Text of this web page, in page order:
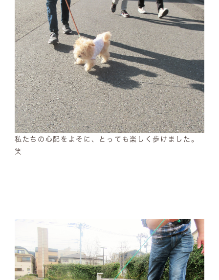
私たちの心配をよそに、とっても楽しく歩けました。
笑